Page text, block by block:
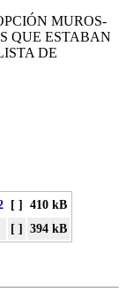
MUROS-
QUE ESTABAN
DE
[ ] 410 kB
[ ] 394 kB